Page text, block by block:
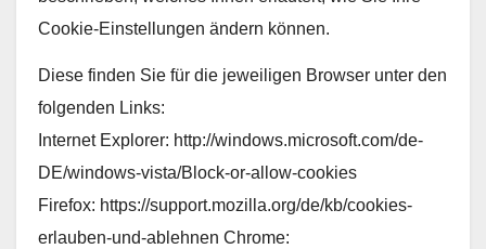
Cookie-Einstellungen ändern können.
Diese finden Sie für die jeweiligen Browser unter den
folgenden Links:
Internet Explorer: http://windows.microsoft.com/de-
DE/windows-vista/Block-or-allow-cookies
Firefox: https://support.mozilla.org/de/kb/cookies-
erlauben-und-ablehnen Chrome: